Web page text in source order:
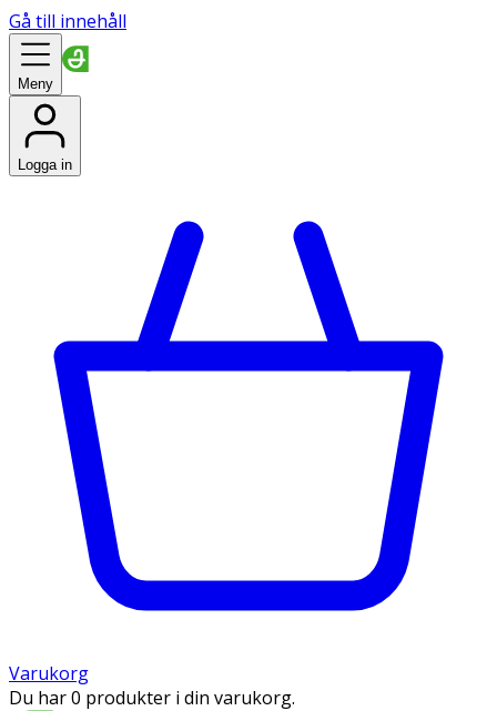
Gå till innehåll
Meny
Logga in
Varukorg
Du har 0 produkter i din varukorg.